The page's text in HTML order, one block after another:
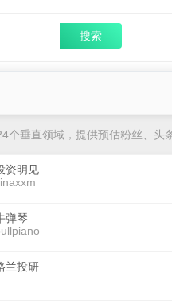
搜索
个垂直领域，提供预估粉丝、头
资明见
弹琴
兰投研